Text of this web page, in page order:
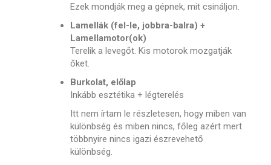
Ezek mondják meg a gépnek, mit csináljon.
Lamellák (fel-le, jobbra-balra) +
Lamellamotor(ok)
Terelik a levegőt. Kis motorok mozgatják
őket.
Burkolat, előlap
Inkább esztétika + légterelés
Itt nem írtam le részletesen, hogy miben van
különbség és miben nincs, főleg azért mert
többnyire nincs igazi észrevehető
különbség.